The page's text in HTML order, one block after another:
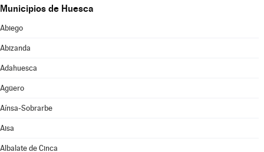
Municipios de Huesca
Abiego
Abizanda
Adahuesca
Agüero
Aínsa-Sobrarbe
Aisa
Albalate de Cinca